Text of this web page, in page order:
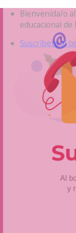
Saltar Bienvenida/o
educacional
Suscríbete al